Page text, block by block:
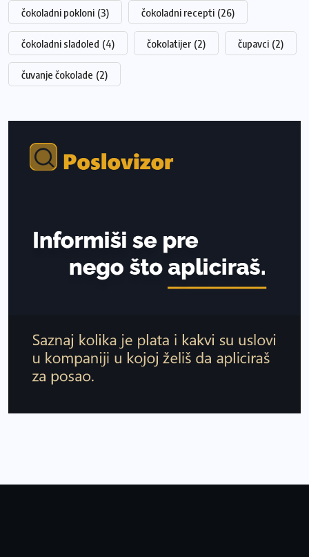
čokoladni pokloni (3) čokoladni recepti (26)
čokoladni sladoled (4) čokolatijer (2) čupavci (2)
čuvanje čokolade (2)